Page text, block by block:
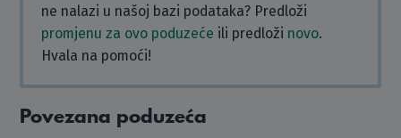
ne nalazi u našoj bazi podataka? Predloži
promjenu za ovo poduzeće ili predloži novo.
Hvala na pomoći!
Povezana poduzeća